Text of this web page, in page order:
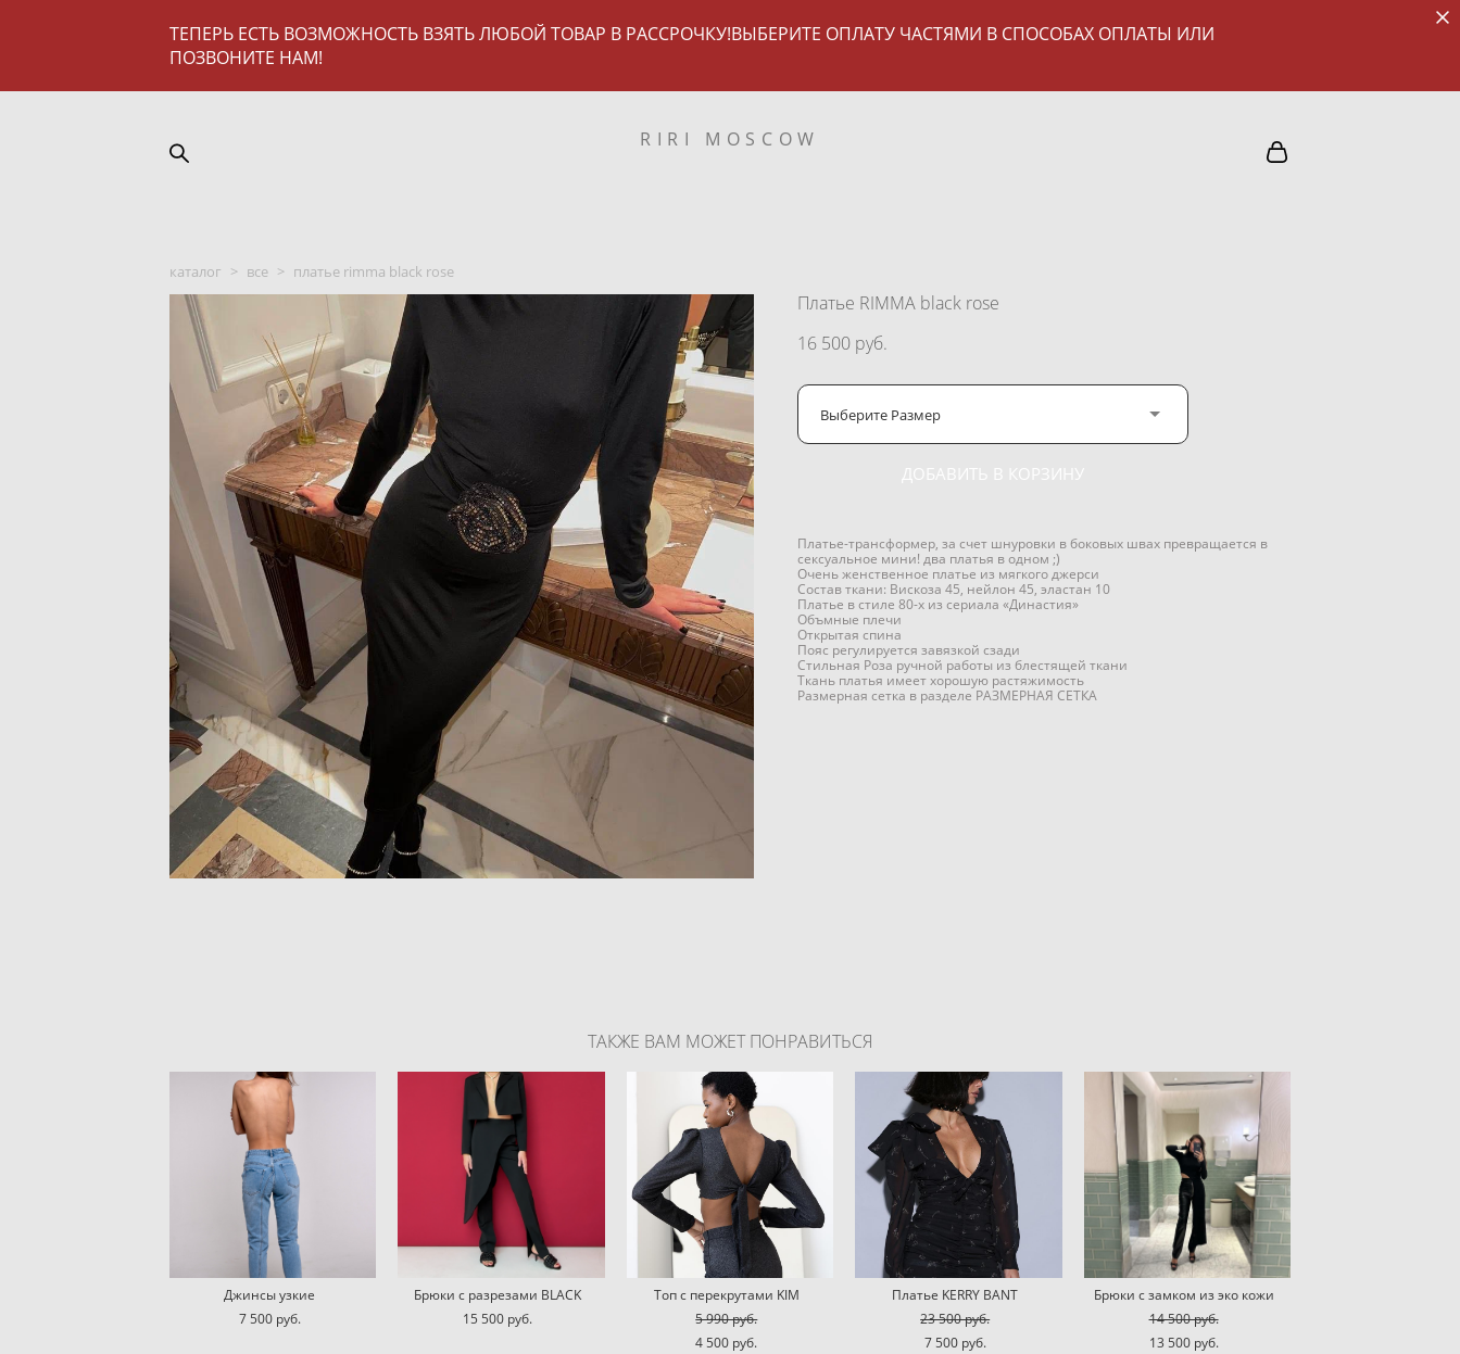
ТЕПЕРЬ ЕСТЬ ВОЗМОЖНОСТЬ ВЗЯТЬ ЛЮБОЙ ТОВАР В РАССРОЧКУ!ВЫБЕРИТЕ ОПЛАТУ ЧАСТЯМИ В СПОСОБАХ ОПЛАТЫ ИЛИ
ПОЗВОНИТЕ НАМ!
RIRI MOSCOW
каталог > все > платье rimma black rose
Платье RIMMA black rose
16 500 pуб.
Выберите Размер
ДОБАВИТЬ В КОРЗИНУ
Платье-трансформер, за счет шнуровки в боковых швах превращается в
сексуальное мини! два платья в одном ;)
Очень женственное платье из мягкого джерси
Состав ткани: Вискоза 45, нейлон 45, эластан 10
Платье в стиле 80-х из сериала «Династия»
Объмные плечи
Открытая спина
Пояс регулируется завязкой сзади
Стильная Роза ручной работы из блестящей ткани
Ткань платья имеет хорошую растяжимость
Размерная сетка в разделе РАЗМЕРНАЯ СЕТКА
ТАКЖЕ ВАМ МОЖЕТ ПОНРАВИТЬСЯ
Джинсы узкие
7 500 pуб.
Брюки с разрезами BLACK
15 500 pуб.
Топ с перекрутами KIM
5 990 pуб.
4 500 pуб.
Платье KERRY BANT
23 500 pуб.
7 500 pуб.
Брюки с замком из эко кожи
14 500 pуб.
13 500 pуб.